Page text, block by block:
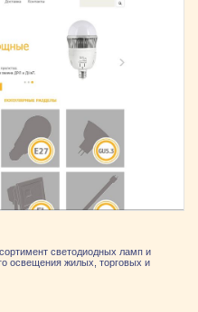
светодиодных ламп и
освещения жилых, торговых и